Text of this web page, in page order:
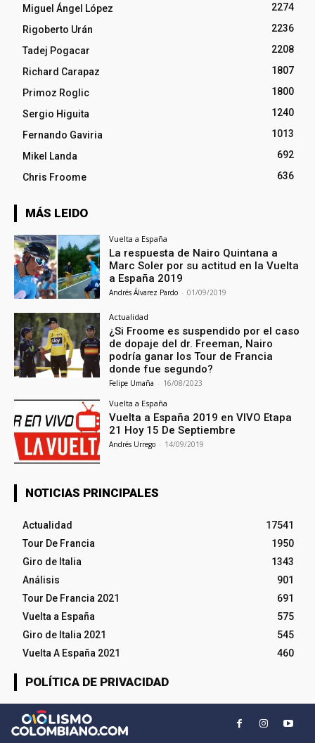
Miguel Ángel López
2274
Rigoberto Urán
2236
Tadej Pogacar
2208
Richard Carapaz
1807
Primoz Roglic
1800
Sergio Higuita
1240
Fernando Gaviria
1013
Mikel Landa
692
Chris Froome
636
MÁS LEIDO
Vuelta a España
La respuesta de Nairo Quintana a
Marc Soler por su actitud en la Vuelta
a España 2019
Andrés Álvarez Pardo - 01/09/2019
Actualidad
¿Si Froome es suspendido por el caso
de dopaje del dr. Freeman, Nairo
podría ganar los Tour de Francia
donde fue segundo?
Felipe Umaña - 16/08/2023
Vuelta a España
Vuelta a España 2019 en VIVO Etapa
21 Hoy 15 De Septiembre
Andrés Urrego - 14/09/2019
NOTICIAS PRINCIPALES
Actualidad
17541
Tour De Francia
1950
Giro de Italia
1343
Análisis
901
Tour De Francia 2021
691
Vuelta a España
575
Giro de Italia 2021
545
Vuelta A España 2021
460
POLÍTICA DE PRIVACIDAD